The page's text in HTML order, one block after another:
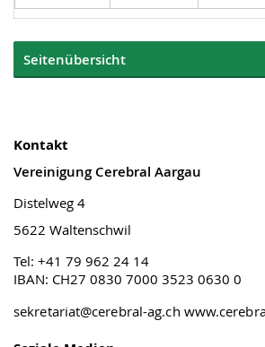
Seitenübersicht
Kontakt
Vereinigung Cerebral Aargau
Distelweg 4
5622 Waltenschwil
Tel: +41 79 962 24 14
IBAN: CH27 0830 7000 3523 0630 0
sekretariat@cerebral-ag.ch